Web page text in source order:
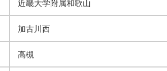
近畿大学附属和歌山
加古川西
高槻